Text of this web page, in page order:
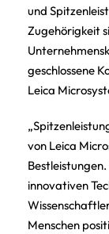
und
Zugehörigkeit
geschlossene
Leica
von Leica
innovativen
Menschen